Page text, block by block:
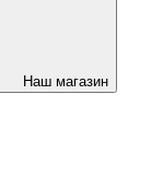
Наш магазин